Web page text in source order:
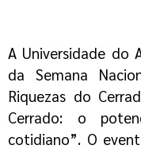
A Universidade do
da Semana
Riquezas do
Cerrado: o
cotidiano”. O